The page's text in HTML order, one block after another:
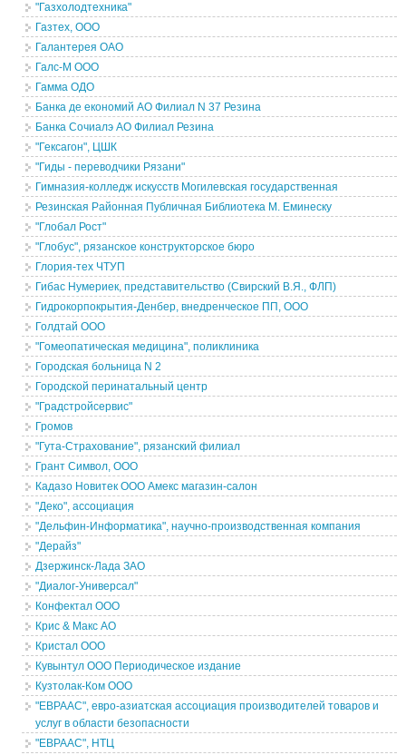
"Газхолодтехника"
Газтех, ООО
Галантерея ОАО
Галс-М ООО
Гамма ОДО
Банка де економий АО Филиал N 37 Резина
Банка Сочиалэ АО Филиал Резина
"Гексагон", ЦШК
"Гиды - переводчики Рязани"
Гимназия-колледж искусств Могилевская государственная
Резинская Районная Публичная Библиотека М. Еминеску
"Глобал Рост"
"Глобус", рязанское конструкторское бюро
Глория-тех ЧТУП
Гибас Нумериек, представительство (Свирский В.Я., ФЛП)
Гидрокорпокрытия-Денбер, внедренческое ПП, ООО
Голдтай ООО
"Гомеопатическая медицина", поликлиника
Городская больница N 2
Городской перинатальный центр
"Градстройсервис"
Громов
"Гута-Страхование", рязанский филиал
Грант Символ, ООО
Кадазо Новитек ООО Амекс магазин-салон
"Деко", ассоциация
"Дельфин-Информатика", научно-производственная компания
"Дерайз"
Дзержинск-Лада ЗАО
"Диалог-Универсал"
Конфектал ООО
Крис & Макс АО
Кристал ООО
Кувынтул ООО Периодическое издание
Кузтолак-Ком ООО
"ЕВРААС", евро-азиатская ассоциация производителей товаров и
услуг в области безопасности
"ЕВРААС", НТЦ